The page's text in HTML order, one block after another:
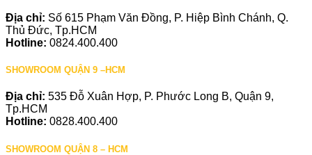
Địa chỉ: Số 615 Phạm Văn Đồng, P. Hiệp Bình Chánh, Q.
Thủ Đức, Tp.HCM
Hotline: 0824.400.400
SHOWROOM QUẬN 9 –HCM
Địa chỉ: 535 Đỗ Xuân Hợp, P. Phước Long B, Quận 9,
Tp.HCM
Hotline: 0828.400.400
SHOWROOM QUẬN 8 – HCM